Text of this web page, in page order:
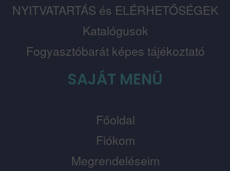
NYITVATARTÁS és ELÉRHETŐSÉGEK
Katalógusok
Fogyasztóbarát képes tájékoztató
SAJÁT MENÜ
Főoldal
Fiókom
Megrendeléseim